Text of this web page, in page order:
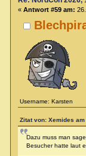
Username: Karsten
« Antwort #59 am:
Zitat von: Xemides
Dazu muss man
Besucher hatte laut